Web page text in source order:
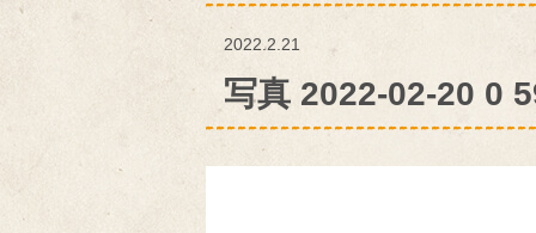
2022.2.21
写真 2022-02-20 0